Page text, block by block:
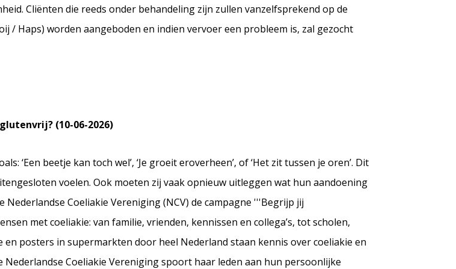
Cliënten die reeds onder behandeling zijn zullen vanzelfsprekend op de
/ Haps) worden aangeboden en indien vervoer een probleem is, zal gezocht
(10-06-2026)
‘Een beetje kan toch wel’, ‘Je groeit eroverheen’, of ‘Het zit tussen je oren’. Dit
voelen. Ook moeten zij vaak opnieuw uitleggen wat hun aandoening
Coeliakie Vereniging (NCV) de campagne '''Begrijp jij
met coeliakie: van familie, vrienden, kennissen en collega’s, tot scholen,
posters in supermarkten door heel Nederland staan kennis over coeliakie en
Coeliakie Vereniging spoort haar leden aan hun persoonlijke